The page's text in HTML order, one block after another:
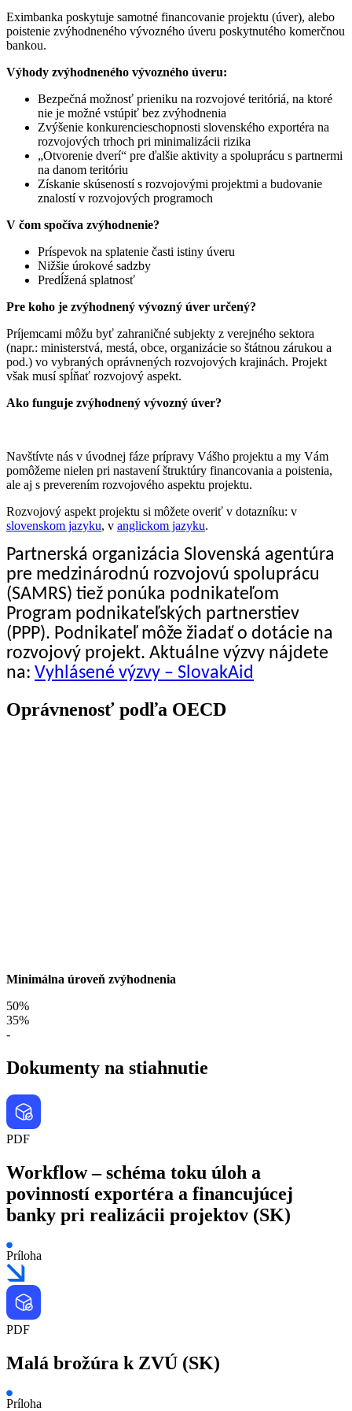
Eximbanka poskytuje samotné financovanie projektu (úver), alebo
poistenie zvýhodneného vývozného úveru poskytnutého komerčnou
bankou.
Výhody zvýhodneného vývozného úveru:
Bezpečná možnosť prieniku na rozvojové teritóriá, na ktoré
nie je možné vstúpiť bez zvýhodnenia
Zvýšenie konkurencieschopnosti slovenského exportéra na
rozvojových trhoch pri minimalizácii rizika
„Otvorenie dverí“ pre ďalšie aktivity a spoluprácu s partnermi
na danom teritóriu
Získanie skúseností s rozvojovými projektmi a budovanie
znalostí v rozvojových programoch
V čom spočíva zvýhodnenie?
Príspevok na splatenie časti istiny úveru
Nižšie úrokové sadzby
Predĺžená splatnosť
Pre koho je zvýhodnený vývozný úver určený?
Príjemcami môžu byť zahraničné subjekty z verejného sektora
(napr.: ministerstvá, mestá, obce, organizácie so štátnou zárukou a
pod.) vo vybraných oprávnených rozvojových krajinách. Projekt
však musí spĺňať rozvojový aspekt.
Ako funguje zvýhodnený vývozný úver?
Navštívte nás v úvodnej fáze prípravy Vášho projektu a my Vám
pomôžeme nielen pri nastavení štruktúry financovania a poistenia,
ale aj s preverením rozvojového aspektu projektu.
Rozvojový aspekt projektu si môžete overiť v dotazníku: v
slovenskom jazyku, v anglickom jazyku.
Partnerská organizácia Slovenská agentúra
pre medzinárodnú rozvojovú spoluprácu
(SAMRS) tiež ponúka podnikateľom
Program podnikateľských partnerstiev
(PPP). Podnikateľ môže žiadať o dotácie na
rozvojový projekt. Aktuálne výzvy nájdete
na: Vyhlásené výzvy – SlovakAid
Oprávnenosť podľa OECD
Minimálna úroveň zvýhodnenia
50%
35%
-
Dokumenty na stiahnutie
PDF
Workflow – schéma toku úloh a
povinností exportéra a financujúcej
banky pri realizácii projektov (SK)
Príloha
PDF
Malá brožúra k ZVÚ (SK)
Príloha